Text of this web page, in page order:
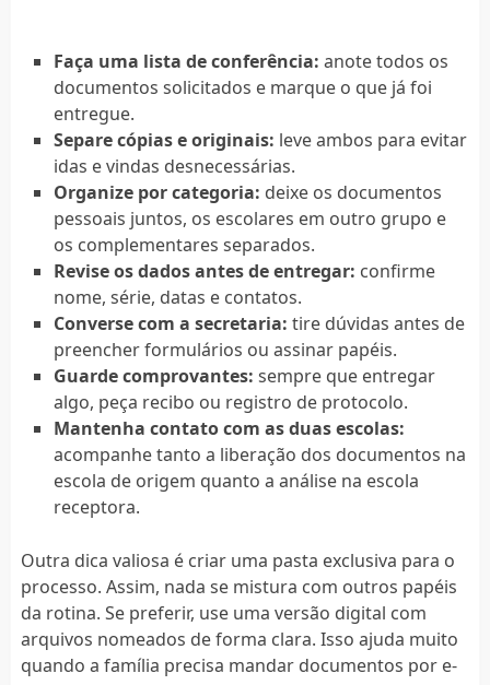
Faça uma lista de conferência: anote todos os
documentos solicitados e marque o que já foi
entregue.
Separe cópias e originais: leve ambos para evitar
idas e vindas desnecessárias.
Organize por categoria: deixe os documentos
pessoais juntos, os escolares em outro grupo e
os complementares separados.
Revise os dados antes de entregar: confirme
nome, série, datas e contatos.
Converse com a secretaria: tire dúvidas antes de
preencher formulários ou assinar papéis.
Guarde comprovantes: sempre que entregar
algo, peça recibo ou registro de protocolo.
Mantenha contato com as duas escolas:
acompanhe tanto a liberação dos documentos na
escola de origem quanto a análise na escola
receptora.
Outra dica valiosa é criar uma pasta exclusiva para o
processo. Assim, nada se mistura com outros papéis
da rotina. Se preferir, use uma versão digital com
arquivos nomeados de forma clara. Isso ajuda muito
quando a família precisa mandar documentos por e-